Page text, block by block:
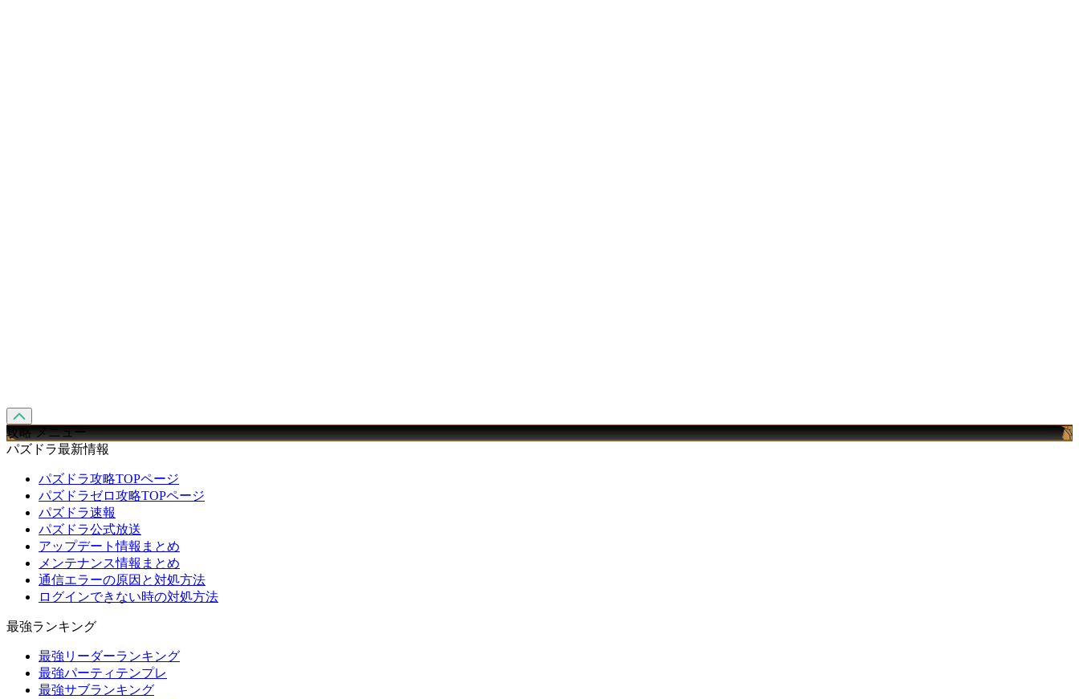
攻略 メニュー
パズドラ最新情報
パズドラ攻略TOPページ
パズドラゼロ攻略TOPページ
パズドラ速報
パズドラ公式放送
アップデート情報まとめ
メンテナンス情報まとめ
通信エラーの原因と対処方法
ログインできない時の対処方法
最強ランキング
最強リーダーランキング
最強パーティテンプレ
最強サブランキング